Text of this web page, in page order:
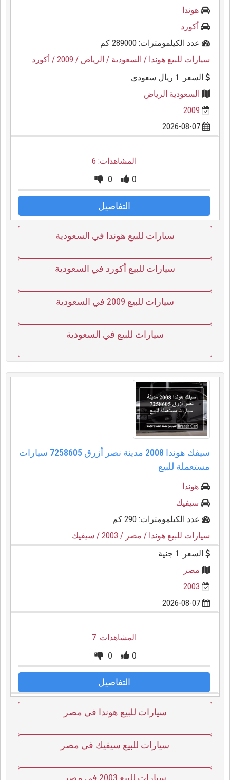
هوندا
أكورد
عدد الكيلمومترات: 289000 كم
سيارات للبيع هوندا / السعودية / الرياض / 2009
/ أكورد
السعر: 1 ريال سعودي
السعودية الرياض
2009
المشاهدات: 6
0
0
التفاصيل
سيارات للبيع هوندا في السعودية
سيارات للبيع أكورد في السعودية
سيارات للبيع 2009 في السعودية
سيارات للبيع في السعودية
سيفك هوندا 2008 مدينة نصر أزرق 7258605 سيارات
مستعملة للبيع
هوندا
سيفيك
عدد الكيلمومترات: 290 كم
سيارات للبيع هوندا / مصر / 2003
/ سيفيك
السعر: 1 جنية
مصر
2003
المشاهدات: 7
0
0
التفاصيل
سيارات للبيع هوندا في مصر
سيارات للبيع سيفيك في مصر
سيارات للبيع 2003 في مصر